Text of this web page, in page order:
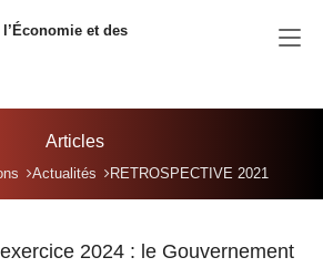
et des
Articles
Actualités RETROSPECTIVE 2021
2024 : le Gouvernement